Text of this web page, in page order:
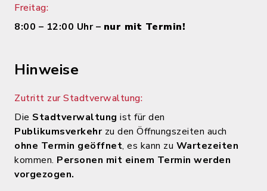
Freitag:
8:00 – 12:00 Uhr – nur mit Termin!
Hinweise
Zutritt zur Stadtverwaltung:
Die Stadtverwaltung ist für den
Publikumsverkehr zu den Öffnungszeiten auch
ohne Termin geöffnet, es kann zu Wartezeiten
kommen. Personen mit einem Termin werden
vorgezogen.